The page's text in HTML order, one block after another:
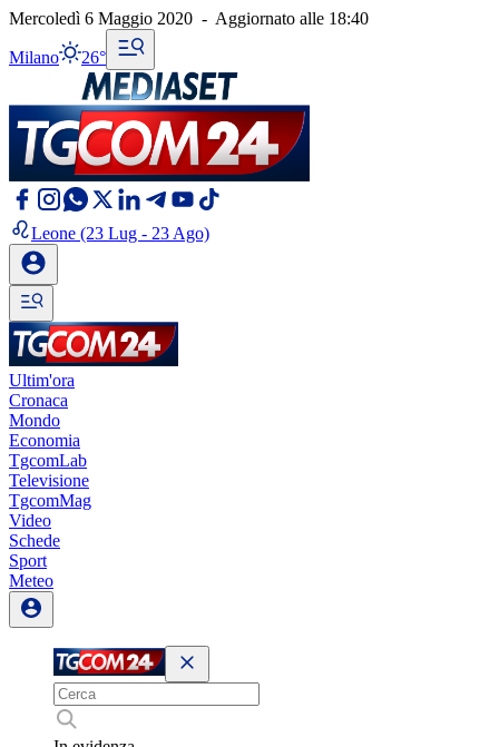
Mercoledì 6 Maggio 2020 - Aggiornato alle 18:40
Milano 26°
Leone (23 Lug - 23 Ago)
Ultim'ora
Cronaca
Mondo
Economia
TgcomLab
Televisione
TgcomMag
Video
Schede
Sport
Meteo